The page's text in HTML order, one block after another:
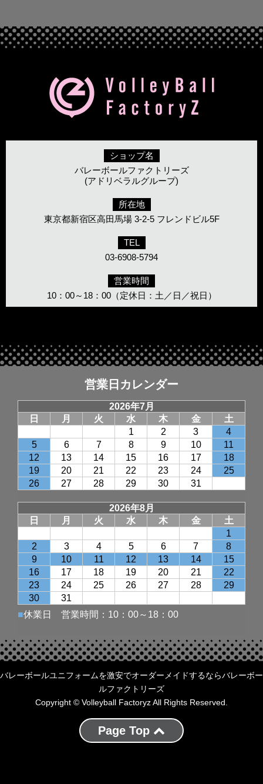
ショップ名
バレーボールファクトリーズ
(アドリベラルグループ)
所在地
東京都新宿区高田馬場 3-2-5 フレンドビル5F
TEL
03-6908-5794
営業時間
10：00～18：00（定休日：土／日／祝日）
営業日カレンダー
バレーボールユニフォームを激安でオーダーメイドするならバレーボー
ルファクトリーズ
Copyright © Volleyball Factoryz All Rights Reserved.
Page Top